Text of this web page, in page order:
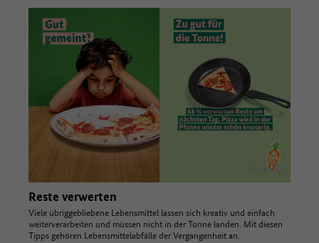
© BMLEH
Reste verwerten
Viele übriggebliebene Lebensmittel lassen sich kreativ und einfach
weiterverarbeiten und müssen nicht in der Tonne landen. Mit diesen
Tipps gehören Lebensmittelabfälle der Vergangenheit an.